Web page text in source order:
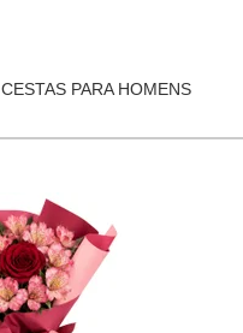
CESTAS PARA HOMENS